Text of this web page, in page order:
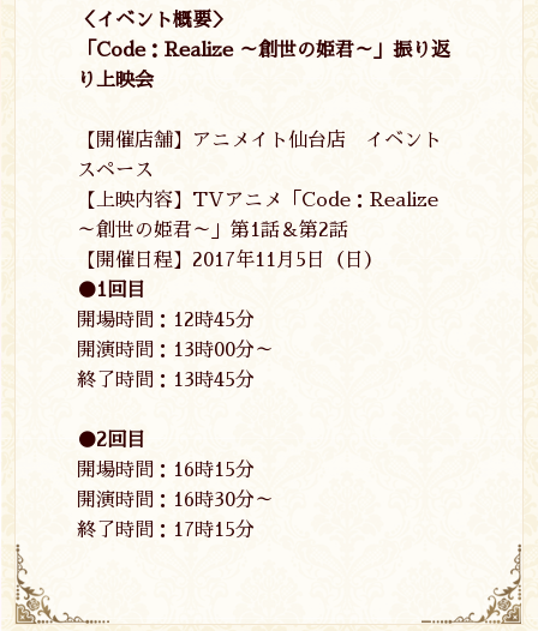
＜イベント概要＞
「Code：Realize ～創世の姫君～」振り返
り上映会
【開催店舗】アニメイト仙台店 イベント
スペース
【上映内容】TVアニメ「Code：Realize
～創世の姫君～」第1話＆第2話
【開催日程】2017年11月5日（日）
●1回目
開場時間：12時45分
開演時間：13時00分～
終了時間：13時45分
●2回目
開場時間：16時15分
開演時間：16時30分～
終了時間：17時15分